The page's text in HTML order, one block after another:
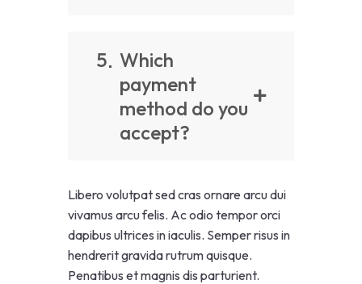
5 Which
payment
method do you
accept?
Libero volutpat sed cras ornare arcu dui
vivamus arcu felis. Ac odio tempor orci
dapibus ultrices in iaculis. Semper risus in
hendrerit gravida rutrum quisque.
Penatibus et magnis dis parturient.